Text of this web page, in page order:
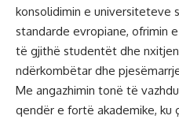
konsolidimin e universiteteve
standarde evropiane, ofrimin
të gjithë studentët dhe
ndërkombëtar dhe
Me angazhimin tonë të
qendër e fortë akademike, ku